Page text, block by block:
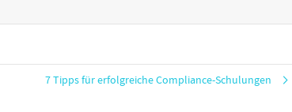
7 Tipps für erfolgreiche Compliance-Schulungen